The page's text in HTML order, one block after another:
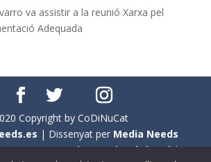
va assistir a la reunió Xarxa pel
Adequada
Copyright by CoDiNuCat
| Dissenyat per Media Needs
reservats aCoDiNuCat |Avís legal|